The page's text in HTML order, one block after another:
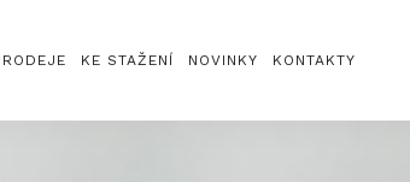
KE STAŽENÍ NOVINKY KONTAKTY